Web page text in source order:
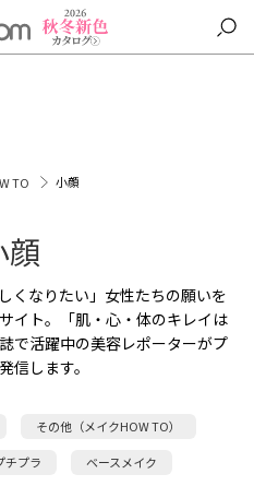
TO 小顔
顔
くなりたい」女性たちの願いを
イト。「肌・心・体のキレイは
で活躍中の美容レポーターがプ
信します。
その他（メイクHOW TO）
チプラ ベースメイク